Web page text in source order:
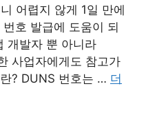
어렵지 않게 1일 만에
번호 발급에 도움이 되
개발자 뿐 아니라
사업자에게도 참고가
? DUNS 번호는 … 더